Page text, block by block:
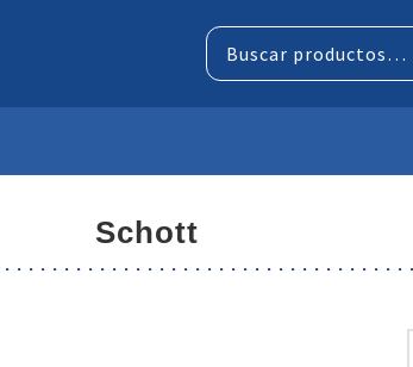
Buscar
por:
schott